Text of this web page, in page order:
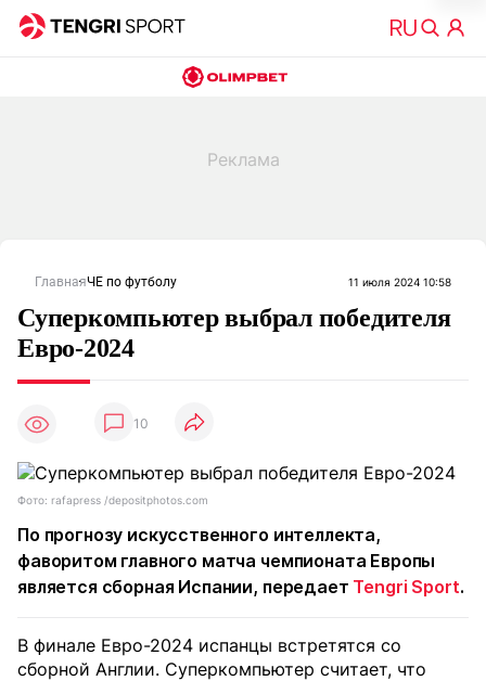
ГлавнаяЧЕ по футболу 11 июля 2024 10:58
Суперкомпьютер выбрал победителя
Евро-2024
10
Фото: rafapress /depositphotos.com
По прогнозу искусственного интеллекта,
фаворитом главного матча чемпионата Европы
является сборная Испании, передает Tengri Sport.
В финале Евро-2024 испанцы встретятся со
сборной Англии. Суперкомпьютер считает, что